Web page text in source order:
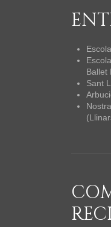
Ballet
Sant